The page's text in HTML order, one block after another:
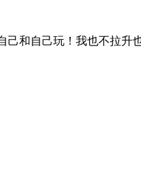
和自己玩！我也不拉升